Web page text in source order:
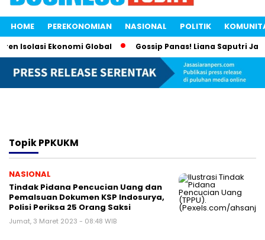
HOME PEREKONOMIAN NASIONAL POLITIK
Isolasi Ekonomi Global Gossip Panas! Liana Saputri Jadi
TopikPPKUKM
NASIONAL
Tindak Pidana Pencucian Uang dan
Pemalsuan Dokumen KSP Indosurya,
Polisi Periksa 25 Orang Saksi
Jumat, 3 Maret 2023 - 08:48 WIB